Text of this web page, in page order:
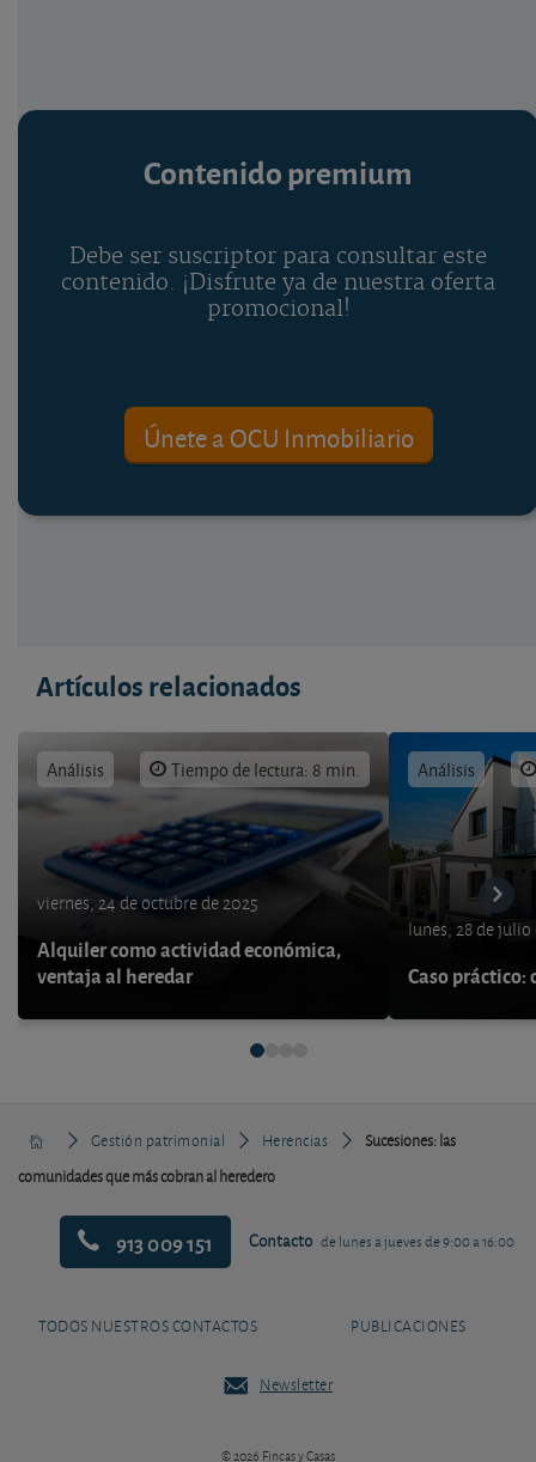
Contenido premium
Debe ser suscriptor para consultar este
contenido. ¡Disfrute ya de nuestra oferta
promocional!
Únete a OCU Inmobiliario
Artículos relacionados
Análisis Tiempo de lectura: 8 min.
viernes, 24 de octubre de 2025
Alquiler como actividad económica,
ventaja al heredar
Análisis
lunes, 28 de julio
Caso práctico:
Gestión patrimonial Herencias
Sucesiones: las
comunidades que más cobran al heredero
913 009 151 Contacto de lunes a jueves de 9:00 a 16:00
TODOS NUESTROS CONTACTOS PUBLICACIONES
Newsletter
© 2026 Fincas y Casas